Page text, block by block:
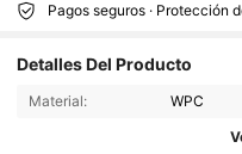
Pagos seguros · Protección
Detalles Del Producto
Material: WPC